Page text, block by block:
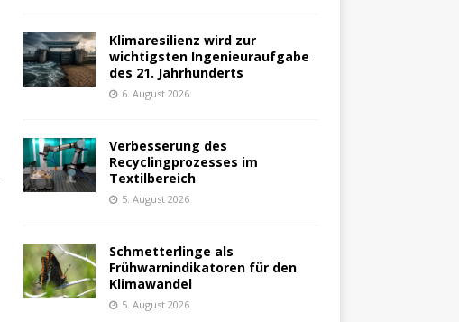
Klimaresilienz wird zur
wichtigsten Ingenieuraufgabe
des 21. Jahrhunderts
6. August 2026
Verbesserung des
Recyclingprozesses im
Textilbereich
5. August 2026
Schmetterlinge als
Frühwarnindikatoren für den
Klimawandel
5. August 2026